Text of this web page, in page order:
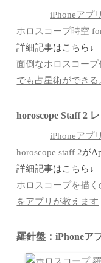
iPhoneアプ
ホロスコープ時空
詳細記事はこちら↓
面倒なホロスコー
でも占星術ができる
horoscope Staff 2
iPhoneアプ
horoscope staff 2が
詳細記事はこちら↓
ホロスコープを描
をアプリが教えます
羅針盤：iPhoneア